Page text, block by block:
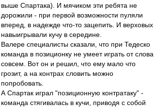
выше Спартака). И мячиком эти ребята не
дорожили - при первой возможности пуляли
вперед, в надежде что-то зацепить. И верховых
навыигрывали кучу в середине.
Валере специалисты сказали, что при Тедеско
команда в позиционку не умеет играть от слова
совсем. Вот он и решил, что ему мало что
грозит, а на контрах словить можно
попробовать.
А Спартак играл "позиционную контратаку" -
команда стягивалась в кучи, приводя с собой